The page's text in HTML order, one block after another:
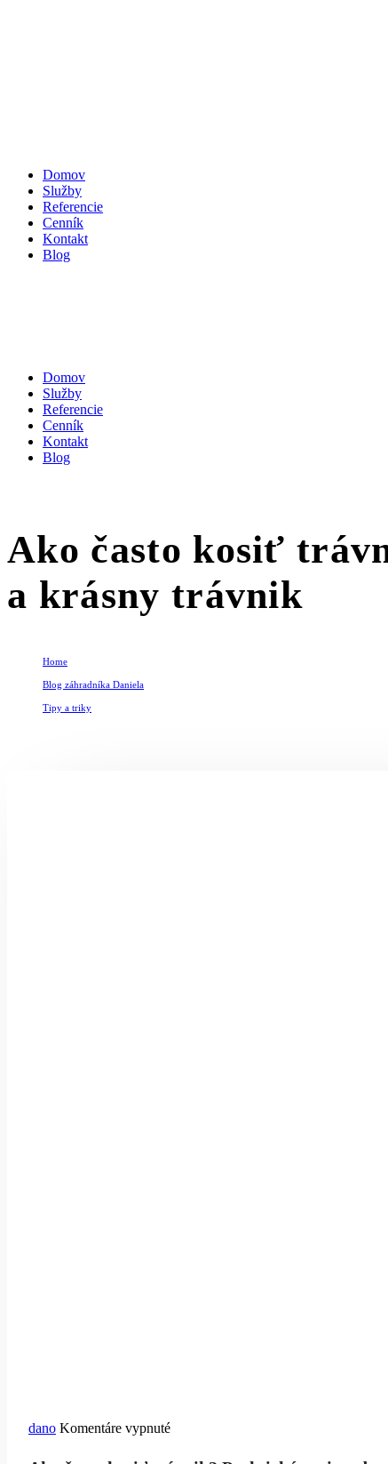
Domov
Služby
Referencie
Cenník
Kontakt
Blog
Domov
Služby
Referencie
Cenník
Kontakt
Blog
Ako často kosiť
a krásny trávnik
Home
Blog záhradníka Daniela
Tipy a triky
dano Komentáre vypnuténa